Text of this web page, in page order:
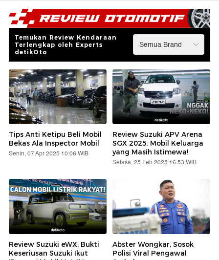
Temukan Review Kendaraan
Terlengkap oleh Experts
detikOto
Tips Anti Ketipu Beli Mobil
Bekas Ala Inspector Mobil
Senin, 07 Apr 2025 10:06 WIB
Review Suzuki APV Arena
SGX 2025: Mobil Keluarga
yang Masih Istimewa!
Selasa, 25 Feb 2025 16:53 WIB
Review Suzuki eWX: Bukti
Keseriusan Suzuki Ikut
Abster Wongkar, Sosok
Polisi Viral Pengawal